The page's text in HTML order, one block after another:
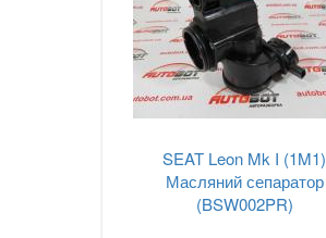
SEAT Leon Mk I (1M1)
Масляний сепаратор
(BSW002PR)